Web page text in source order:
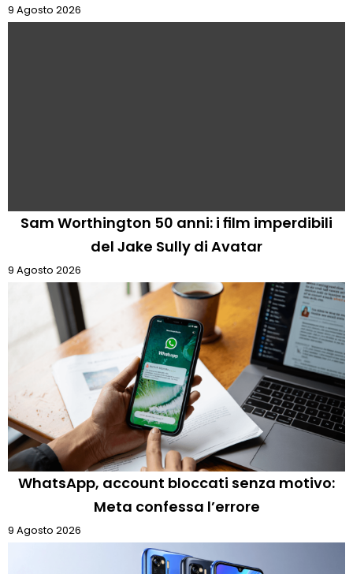
9 Agosto 2026
Sam Worthington 50 anni: i film imperdibili
del Jake Sully di Avatar
9 Agosto 2026
WhatsApp, account bloccati senza motivo:
Meta confessa l’errore
9 Agosto 2026